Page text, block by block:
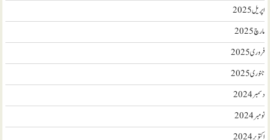
اپریل 2025
مارچ 2025
فروری 2025
جنوری 2025
دسمبر 2024
نومبر 2024
اکتوبر 2024